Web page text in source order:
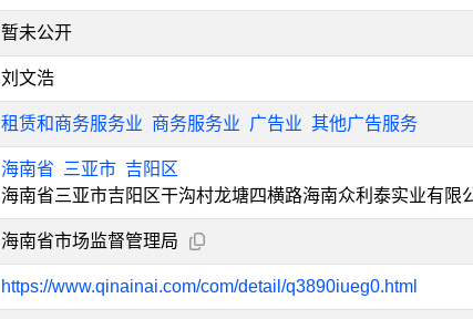
暂未公开
刘文浩
租赁和商务服务业 商务服务业 广告业 其他广告服务
海南省 三亚市 吉阳区
海南省三亚市吉阳区干沟村龙塘四横路海南众利泰实业有限
海南省市场监督管理局
https://www.qinainai.com/com/detail/q3890iueg0.html